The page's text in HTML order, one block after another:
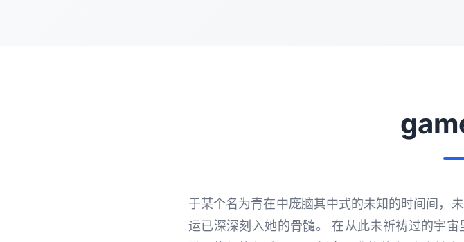
于某个名为青在中庞脑其中式的未知的时间间
运已深深刻入她的骨髓。 在从此未祈祷过的宇